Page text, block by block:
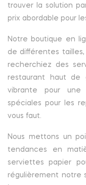
trouver la solution
prix abordable pour
Notre boutique en
de différentes tailles,
recherchiez des
restaurant haut de
vibrante pour
spéciales pour les
vous faut.
Nous mettons un
tendances en
serviettes papier
régulièrement notre